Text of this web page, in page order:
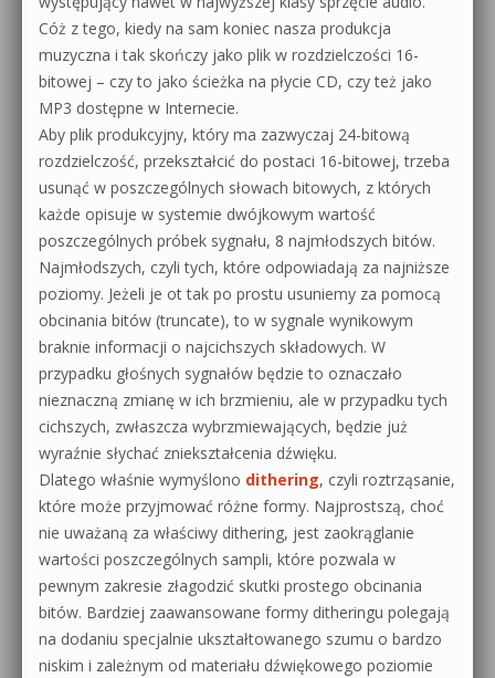
Cóż z tego, kiedy na sam koniec nasza produkcja
muzyczna i tak skończy jako plik w rozdzielczości 16-
bitowej – czy to jako ścieżka na płycie CD, czy też jako
MP3 dostępne w Internecie.
Aby plik produkcyjny, który ma zazwyczaj 24-bitową
rozdzielczość, przekształcić do postaci 16-bitowej, trzeba
usunąć w poszczególnych słowach bitowych, z których
każde opisuje w systemie dwójkowym wartość
poszczególnych próbek sygnału, 8 najmłodszych bitów.
Najmłodszych, czyli tych, które odpowiadają za najniższe
poziomy. Jeżeli je ot tak po prostu usuniemy za pomocą
obcinania bitów (truncate), to w sygnale wynikowym
braknie informacji o najcichszych składowych. W
przypadku głośnych sygnałów będzie to oznaczało
nieznaczną zmianę w ich brzmieniu, ale w przypadku tych
cichszych, zwłaszcza wybrzmiewających, będzie już
wyraźnie słychać zniekształcenia dźwięku.
Dlatego właśnie wymyślono dithering, czyli roztrząsanie,
które może przyjmować różne formy. Najprostszą, choć
nie uważaną za właściwy dithering, jest zaokrąglanie
wartości poszczególnych sampli, które pozwala w
pewnym zakresie złagodzić skutki prostego obcinania
bitów. Bardziej zaawansowane formy ditheringu polegają
na dodaniu specjalnie ukształtowanego szumu o bardzo
niskim i zależnym od materiału dźwiękowego poziomie